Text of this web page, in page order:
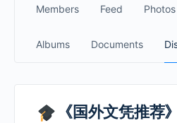
Members Feed Photos
Albums Documents
《国外文凭推荐